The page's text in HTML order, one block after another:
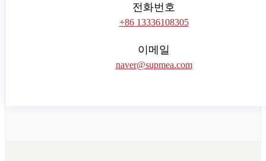
전화번호
+86 13336108305
이메일
naver@supmea.com